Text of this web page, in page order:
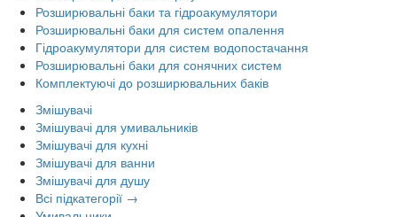
Розширювальні баки та гідроакумулятори
Розширювальні баки для систем опалення
Гідроакумулятори для систем водопостачання
Розширювальні баки для сонячних систем
Комплектуючі до розширювальних баків
Змішувачі
Змішувачі для умивальників
Змішувачі для кухні
Змішувачі для ванни
Змішувачі для душу
Всі підкатегорії →